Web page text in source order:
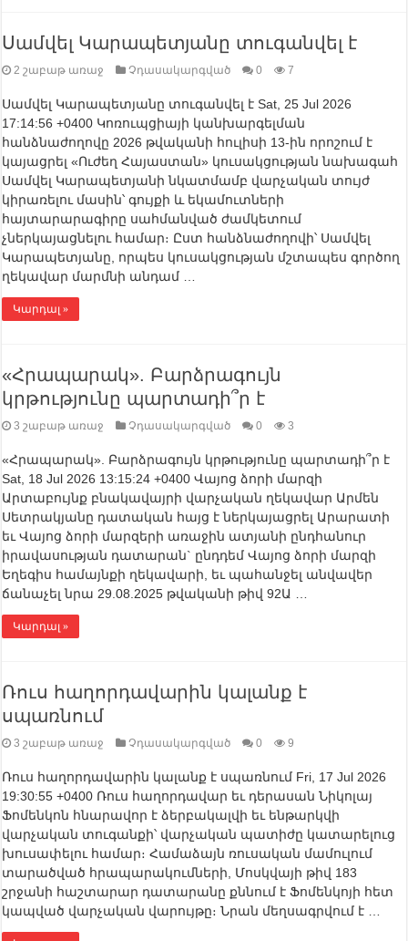
Սամվել Կարապետյանը տուգանվել է
2 շաբաթ առաջ Չդասակարգված 0 7
Սամվել Կարապետյանը տուգանվել է Sat, 25 Jul 2026
17:14:56 +0400 Կոռուպցիայի կանխարգելման
հանձնաժողովը 2026 թվականի հուլիսի 13-ին որոշում է
կայացրել «Ուժեղ Հայաստան» կուսակցության նախագահ
Սամվել Կարապետյանի նկատմամբ վարչական տույժ
կիրառելու մասին՝ գույքի և եկամուտների
հայտարարագիրը սահմանված ժամկետում
չներկայացնելու համար։ Ըստ հանձնաժողովի՝ Սամվել
Կարապետյանը, որպես կուսակցության մշտապես գործող
ղեկավար մարմնի անդամ …
Կարդալ »
«Հրապարակ». Բարձրագույն
կրթությունը պարտադի՞ր է
3 շաբաթ առաջ Չդասակարգված 0 3
«Հրապարակ». Բարձրագույն կրթությունը պարտադի՞ր է
Sat, 18 Jul 2026 13:15:24 +0400 Վայոց ձորի մարզի
Արտաբույնք բնակավայրի վարչական ղեկավար Արմեն
Սետրակյանը դատական հայց է ներկայացրել Արարատի
եւ Վայոց ձորի մարզերի առաջին ատյանի ընդհանուր
իրավասության դատարան` ընդդեմ Վայոց ձորի մարզի
Եղեգիս համայնքի ղեկավարի, եւ պահանջել անվավեր
ճանաչել նրա 29.08.2025 թվականի թիվ 92Ա …
Կարդալ »
Ռուս հաղորդավարին կալանք է
սպառնում
3 շաբաթ առաջ Չդասակարգված 0 9
Ռուս հաղորդավարին կալանք է սպառնում Fri, 17 Jul 2026
19:30:55 +0400 Ռուս հաղորդավար եւ դերասան Նիկոլայ
Ֆոմենկոն հնարավոր է ձերբակալվի եւ ենթարկվի
վարչական տուգանքի՝ վարչական պատիժը կատարելուց
խուսափելու համար։ Համաձայն ռուսական մամուլում
տարածված հրապարակումների, Մոսկվայի թիվ 183
շրջանի հաշտարար դատարանը քննում է Ֆոմենկոյի հետ
կապված վարչական վարույթը։ Նրան մեղսագրվում է …